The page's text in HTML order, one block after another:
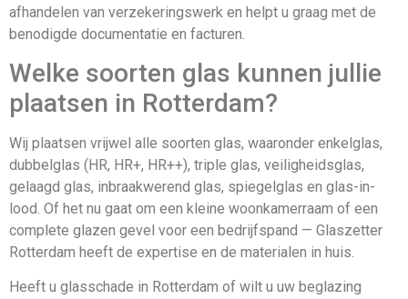
afhandelen van verzekeringswerk en helpt u graag met de
benodigde documentatie en facturen.
Welke soorten glas kunnen jullie
plaatsen in Rotterdam?
Wij plaatsen vrijwel alle soorten glas, waaronder enkelglas,
dubbelglas (HR, HR+, HR++), triple glas, veiligheidsglas,
gelaagd glas, inbraakwerend glas, spiegelglas en glas-in-
lood. Of het nu gaat om een kleine woonkamerraam of een
complete glazen gevel voor een bedrijfspand — Glaszetter
Rotterdam heeft de expertise en de materialen in huis.
Heeft u glasschade in Rotterdam of wilt u uw beglazing